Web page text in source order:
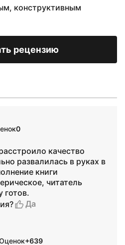
конструктивным
рецензию
0
качество
развалилась в руках в
книги
читатель
готов.
Да
+639